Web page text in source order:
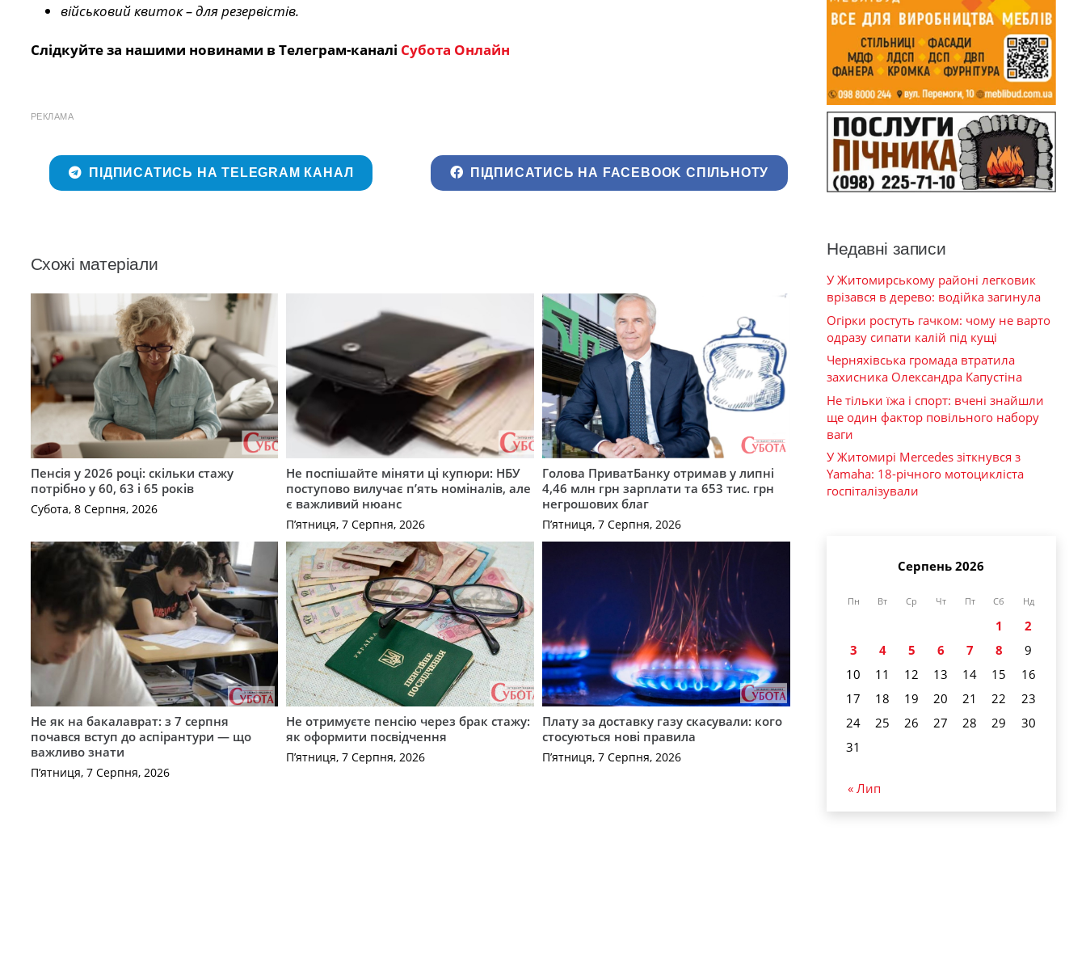
військовий квиток – для резервістів.
Слідкуйте за нашими новинами в Телеграм-каналі Субота Онлайн
РЕКЛАМА
ПІДПИСАТИСЬ НА TELEGRAM КАНАЛ ПІДПИСАТИСЬ НА FACEBOOK СПІЛЬНОТУ
Схожі матеріали
Пенсія у 2026 році: скільки стажу
потрібно у 60, 63 і 65 років
Субота, 8 Серпня, 2026
Не поспішайте міняти ці купюри: НБУ
поступово вилучає п’ять номіналів, але
є важливий нюанс
П’ятниця, 7 Серпня, 2026
Голова ПриватБанку отримав у липні
4,46 млн грн зарплати та 653 тис. грн
негрошових благ
П’ятниця, 7 Серпня, 2026
Не як на бакалаврат: з 7 серпня
почався вступ до аспірантури — що
важливо знати
П’ятниця, 7 Серпня, 2026
Не отримуєте пенсію через брак стажу:
як оформити посвідчення
П’ятниця, 7 Серпня, 2026
Плату за доставку газу скасували: кого
стосуються нові правила
П’ятниця, 7 Серпня, 2026
Недавні записи
У Житомирському районі легковик
врізався в дерево: водійка загинула
Огірки ростуть гачком: чому не варто
одразу сипати калій під кущі
Черняхівська громада втратила
захисника Олександра Капустіна
Не тільки їжа і спорт: вчені знайшли
ще один фактор повільного набору
ваги
У Житомирі Mercedes зіткнувся з
Yamaha: 18-річного мотоцикліста
госпіталізували
Серпень 2026
Пн Вт Ср Чт Пт Сб Нд
1
2
3
4 5 6 7 8
9
10
11 12 13 14 15
16
17
18 19 20 21 22
23
24
25 26 27 28 29
30
31
« Лип